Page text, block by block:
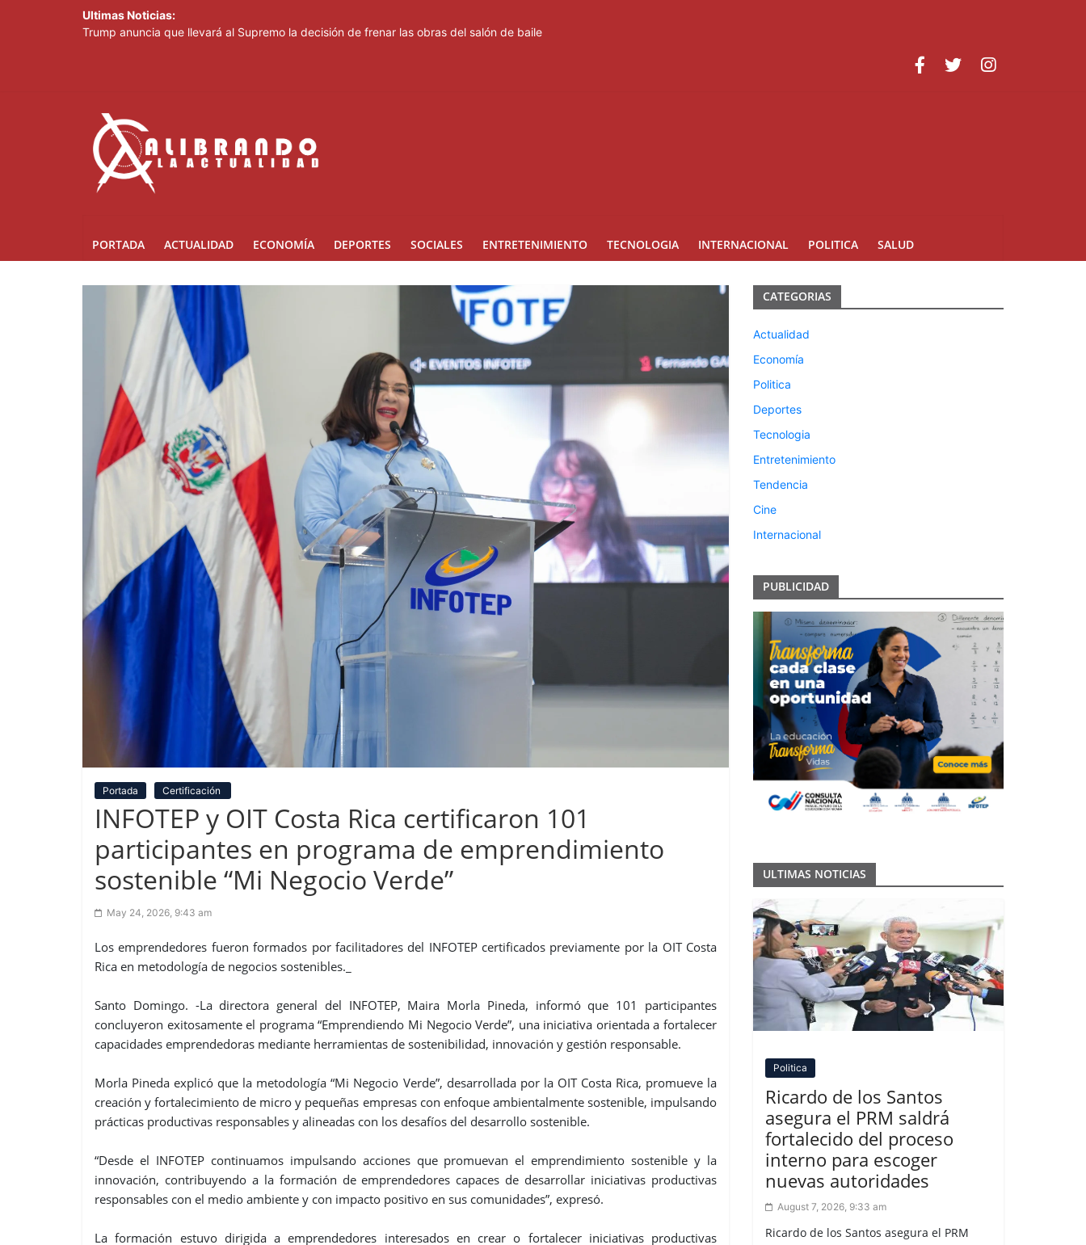
Ultimas Noticias:
Trump anuncia que llevará al Supremo la decisión de frenar las obras del salón de baile
PORTADA ACTUALIDAD ECONOMÍA DEPORTES SOCIALES ENTRETENIMIENTO TECNOLOGIA INTERNACIONAL POLITICA SALUD
Portada Certificación
INFOTEP y OIT Costa Rica certificaron 101
participantes en programa de emprendimiento
sostenible “Mi Negocio Verde”
May 24, 2026, 9:43 am
Los emprendedores fueron formados por facilitadores del INFOTEP certificados previamente por la OIT Costa
Rica en metodología de negocios sostenibles._
Santo Domingo. -La directora general del INFOTEP, Maira Morla Pineda, informó que 101 participantes
concluyeron exitosamente el programa “Emprendiendo Mi Negocio Verde”, una iniciativa orientada a fortalecer
capacidades emprendedoras mediante herramientas de sostenibilidad, innovación y gestión responsable.
Morla Pineda explicó que la metodología “Mi Negocio Verde”, desarrollada por la OIT Costa Rica, promueve la
creación y fortalecimiento de micro y pequeñas empresas con enfoque ambientalmente sostenible, impulsando
prácticas productivas responsables y alineadas con los desafíos del desarrollo sostenible.
“Desde el INFOTEP continuamos impulsando acciones que promuevan el emprendimiento sostenible y la
innovación, contribuyendo a la formación de emprendedores capaces de desarrollar iniciativas productivas
responsables con el medio ambiente y con impacto positivo en sus comunidades”, expresó.
La formación estuvo dirigida a emprendedores interesados en crear o fortalecer iniciativas productivas
CATEGORIAS
Actualidad
Economía
Politica
Deportes
Tecnologia
Entretenimiento
Tendencia
Cine
Internacional
PUBLICIDAD
ULTIMAS NOTICIAS
Politica
Ricardo de los Santos
asegura el PRM saldrá
fortalecido del proceso
interno para escoger
nuevas autoridades
August 7, 2026, 9:33 am
Ricardo de los Santos asegura el PRM